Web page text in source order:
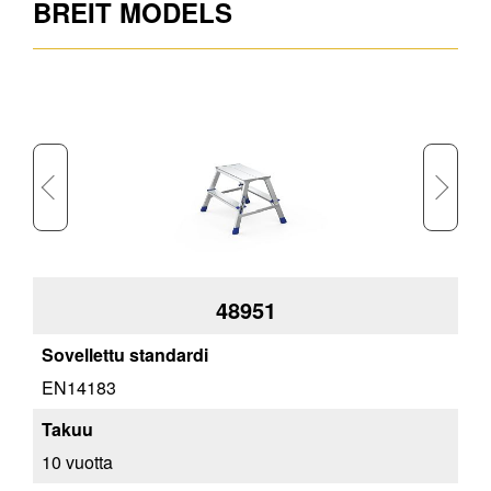
BREIT MODELS
48951
EN14183
10 vuotta